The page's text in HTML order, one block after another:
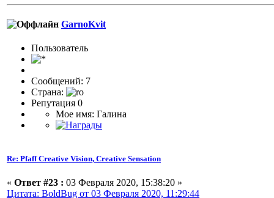
GarnoKvit
Пользователь
Сообщений: 7
Страна:
Репутация 0
Мое имя: Галина
Re: Pfaff Creative Vision, Creative Sensation
« Ответ #23 : 03 Февраля 2020, 15:38:20 »
Цитата: BoldBug от 03 Февраля 2020, 11:29:44